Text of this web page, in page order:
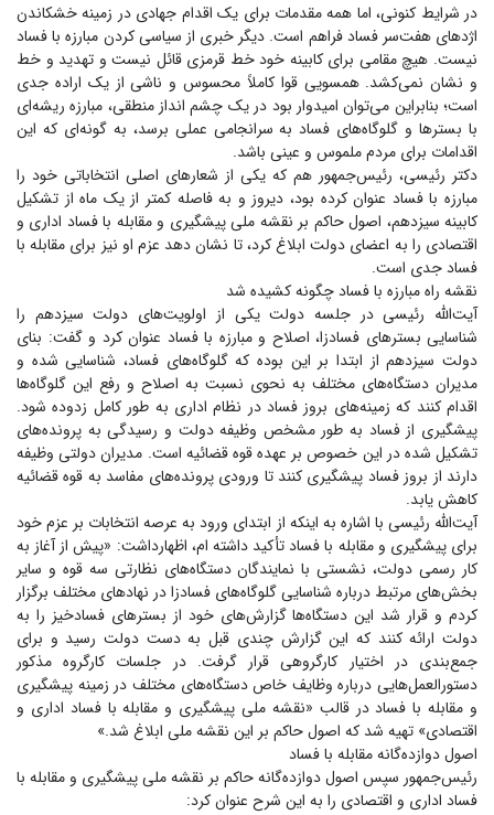
در شرایط کنونی، اما همه مقدمات برای یک اقدام جهادی در زمینه خشکاندن
اژد‌های هفت‌سر فساد فراهم است. دیگر خبری از سیاسی کردن مبارزه با فساد
نیست. هیچ مقامی برای کابینه خود خط قرمزی قائل نیست و تهدید و خط
و نشان نمی‌کشد. همسویی قوا کاملاً محسوس و ناشی از یک اراده جدی
است؛ بنابراین می‌توان امیدوار بود در یک چشم انداز منطقی، مبارزه ریشه‌ای
با بستر‌ها و گلوگاه‌های فساد به سرانجامی عملی برسد، به گونه‌ای که این
اقدامات برای مردم ملموس و عینی باشد.
دکتر رئیسی، رئیس‌جمهور هم که یکی از شعار‌های اصلی انتخاباتی خود را
مبارزه با فساد عنوان کرده بود، دیروز و به فاصله کمتر از یک ماه از تشکیل
کابینه سیزدهم، اصول حاکم بر نقشه ملی پیشگیری و مقابله با فساد اداری و
اقتصادی را به اعضای دولت ابلاغ کرد، تا نشان دهد عزم او نیز برای مقابله با
فساد جدی است.
نقشه راه مبارزه با فساد چگونه کشیده شد
آیت‌الله رئیسی در جلسه دولت یکی از اولویت‌های دولت سیزدهم را
شناسایی بستر‌های فسادزا، اصلاح و مبارزه با فساد عنوان کرد و گفت: بنای
دولت سیزدهم از ابتدا بر این بوده که گلوگاه‌های فساد، شناسایی شده و
مدیران دستگاه‌های مختلف به نحوی نسبت به اصلاح و رفع این گلوگاه‌ها
اقدام کنند که زمینه‌های بروز فساد در نظام اداری به طور کامل زدوده شود.
پیشگیری از فساد به طور مشخص وظیفه دولت و رسیدگی به پرونده‌های
تشکیل شده در این خصوص بر عهده قوه قضائیه است. مدیران دولتی وظیفه
دارند از بروز فساد پیشگیری کنند تا ورودی پرونده‌های مفاسد به قوه قضائیه
کاهش یابد.
آیت‌الله رئیسی با اشاره به اینکه از ابتدای ورود به عرصه انتخابات بر عزم خود
برای پیشگیری و مقابله با فساد تأکید داشته ام، اظهارداشت: «پیش از آغاز به
کار رسمی دولت، نشستی با نمایندگان دستگاه‌های نظارتی سه قوه و سایر
بخش‌های مرتبط درباره شناسایی گلوگاه‌های فسادزا در نهاد‌های مختلف برگزار
کردم و قرار شد این دستگاه‌ها گزارش‌های خود از بستر‌های فسادخیز را به
دولت ارائه کنند که این گزارش چندی قبل به دست دولت رسید و برای
جمع‌بندی در اختیار کارگروهی قرار گرفت. در جلسات کارگروه مذکور
دستورالعمل‌هایی درباره وظایف خاص دستگاه‌های مختلف در زمینه پیشگیری
و مقابله با فساد در قالب «نقشه ملی پیشگیری و مقابله با فساد اداری و
اقتصادی» تهیه شد که اصول حاکم بر این نقشه ملی ابلاغ شد.»
اصول دوازده‌گانه مقابله با فساد
رئیس‌جمهور سپس اصول دوازده‌گانه حاکم بر نقشه ملی پیشگیری و مقابله با
فساد اداری و اقتصادی را به این شرح عنوان کرد: